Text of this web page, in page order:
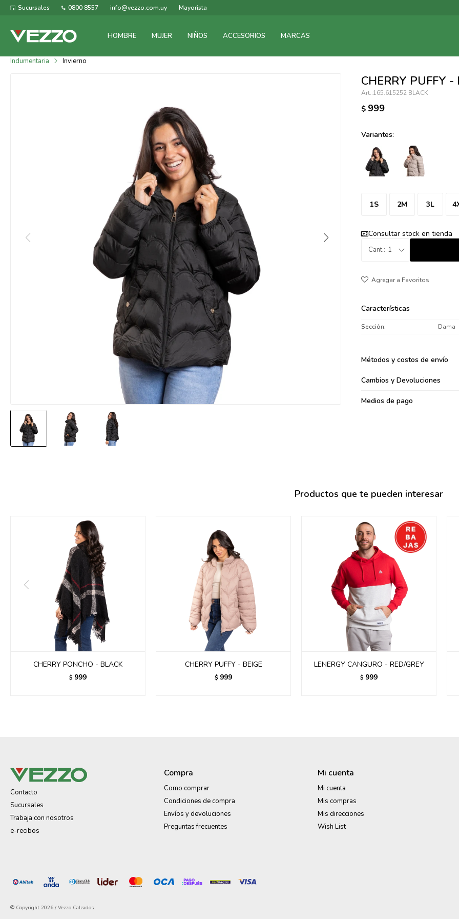
HOMBRE MUJER NIÑOS ACCESORIOS MARCAS
Sucursales 0800 8557 info@vezzo.com.uy Mayorista
Indumentaria Invierno
CHERRY PUFFY
165.615252 BLACK
$ 999
Variantes:
1S 2M 3L
Consultar stock en tienda
1
Características
Sección Dama
Métodos y costos de envío
Cambios y Devoluciones
Medios de pago
Productos que te pueden interesar
CHERRY PONCHO - BLACK
$ 999
CHERRY PUFFY - BEIGE
$ 999
LENERGY CANGURO - RED/GREY
$ 999
095900365
095305135
095101429
095277079
097538242
095900371
095900382
094499894
095900369
096433997
094841050
095900383
095900383
095900354
Contacto
Sucursales
Trabaja con nosotros
e-recibos
Compra
Como comprar
Condiciones de compra
Envíos y devoluciones
Preguntas frecuentes
Mi cuenta
Mi cuenta
Mis compras
Mis direcciones
Wish List
© Copyright 2026 / Vezzo Calzados